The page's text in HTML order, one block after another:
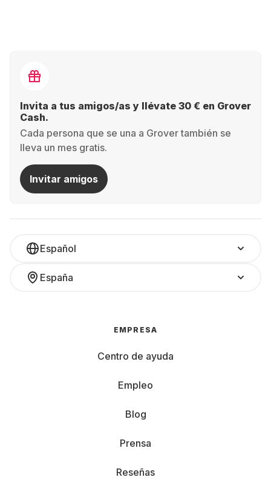
Invita a tus amigos/as y llévate 30 € en Grover
Cash.
Cada persona que se una a Grover también se
lleva un mes gratis.
Invitar amigos
Español
España
EMPRESA
Centro de ayuda
Empleo
Blog
Prensa
Reseñas